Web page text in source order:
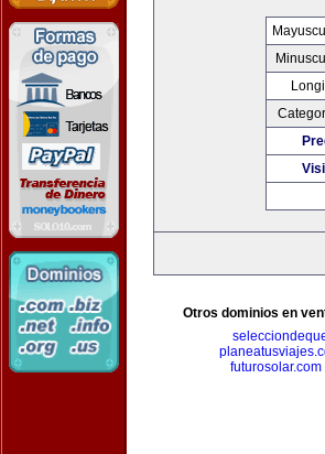
Otros dominios en
futurosolar.com|